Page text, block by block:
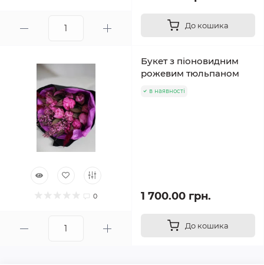
До кошика
0
Букет з піоновидним
рожевим тюльпаном
в наявності
1 700.00 грн.
До кошика